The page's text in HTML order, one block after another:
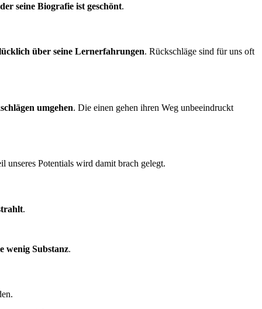
seine Biografie ist geschönt.
über seine Lernerfah­run­gen. Rückschläge sind für uns oft
umgehen. Die einen gehen ihren Weg unbeeindruckt
unseres Potentials wird damit brach gelegt.
.
wenig Substanz.